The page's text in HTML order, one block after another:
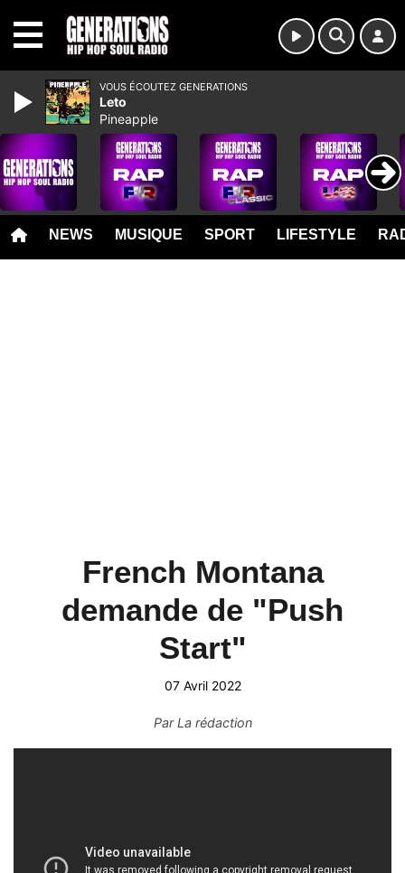
NEWS MUSIQUE SPORT LIFESTYLE
French Montana
demande de "Push
Start"
07 Avril 2022
ParLa rédaction
VOUS ÉCOUTEZ GENERATIONS
Leto
Pineapple